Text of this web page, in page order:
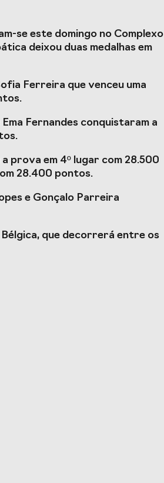
Projetos Europeus
se este domingo no Complexo
deixou duas medalhas em
Ferreira que venceu uma
Fernandes conquistaram a
prova em 4º lugar com 28.500
28.400 pontos.
e Gonçalo Parreira
Bélgica, que decorrerá entre os